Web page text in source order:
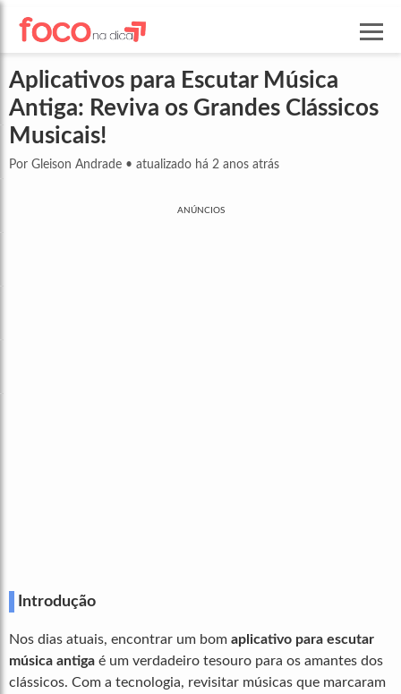
Aplicativos para Escutar Música
Antiga: Reviva os Grandes Clássicos
Musicais!
Por Gleison Andrade • atualizado há 2 anos atrás
ANÚNCIOS
Introdução
Nos dias atuais, encontrar um bom aplicativo para escutar
música antiga é um verdadeiro tesouro para os amantes dos
clássicos. Com a tecnologia, revisitar músicas que marcaram